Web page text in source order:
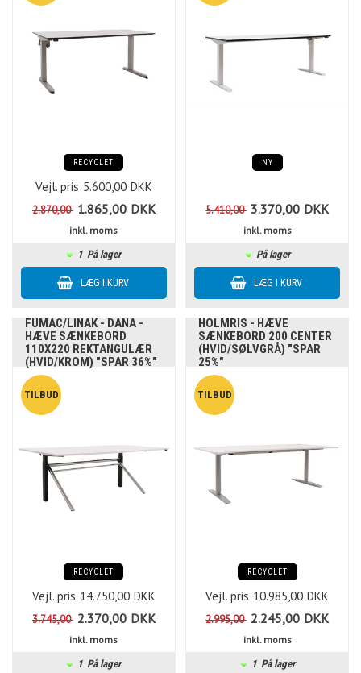
RECYCLET
Vejl. pris 5.600,00 DKK
2.870,00 1.865,00 DKK
inkl. moms
1 På lager
NY
5.410,00 3.370,00 DKK
inkl. moms
På lager
FUMAC/LINAK - DANA -
HÆVE SÆNKEBORD
110X220 REKTANGULÆR
(HVID/KROM) "SPAR 36%"
RECYCLET
Vejl. pris 14.750,00 DKK
3.745,00 2.370,00 DKK
inkl. moms
1 På lager
HOLMRIS - HÆVE
SÆNKEBORD 200 CENTER
(HVID/SØLVGRÅ) "SPAR
25%"
RECYCLET
Vejl. pris 10.985,00 DKK
2.995,00 2.245,00 DKK
inkl. moms
1 På lager